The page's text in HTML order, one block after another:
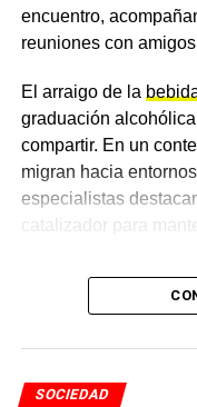
Turno tarde
Lunes,
Cuadrado
Rodríguez Peña,
siguientes barrios y
B° Hipólito
B° Arrudi
B° Richard
encuentro,
reuniones con
El arraigo de la
graduación
compartir. En un
migran hacia
especialistas
catalizador para
Cambios
SOCIEDAD